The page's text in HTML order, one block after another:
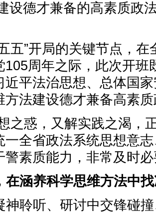
设德才兼备的高素质政
五”开局的关键节点，
105周年之际，此次开班
近平法治思想、总体国
方法建设德才兼备高素
之惑，又解实践之渴，
一全省政法系统思想意
警素质能力，非常及时
在涵养科学思维方法中
神聆听、研讨中交锋碰